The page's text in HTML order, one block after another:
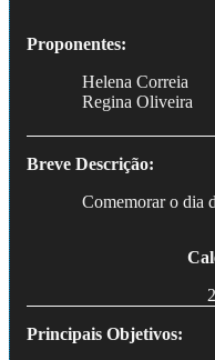
Proponentes:
Helena Correia
Regina Oliveira
Breve Descrição:
Comemorar o dia
Principais Objetivos: